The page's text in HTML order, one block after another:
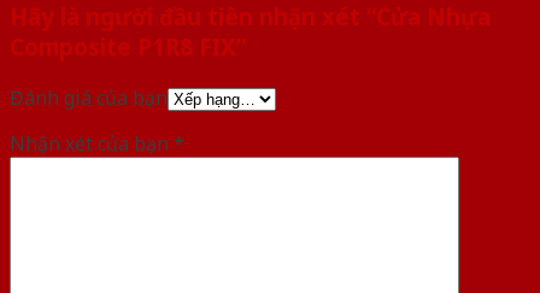
Hãy là người đầu tiên nhận xét “Cửa Nhựa
Composite P1R8 FIX”
Đánh giá của bạn
Nhận xét của bạn *